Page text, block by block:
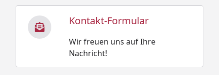
Kontakt-Formular
Wir freuen uns auf Ihre
Nachricht!